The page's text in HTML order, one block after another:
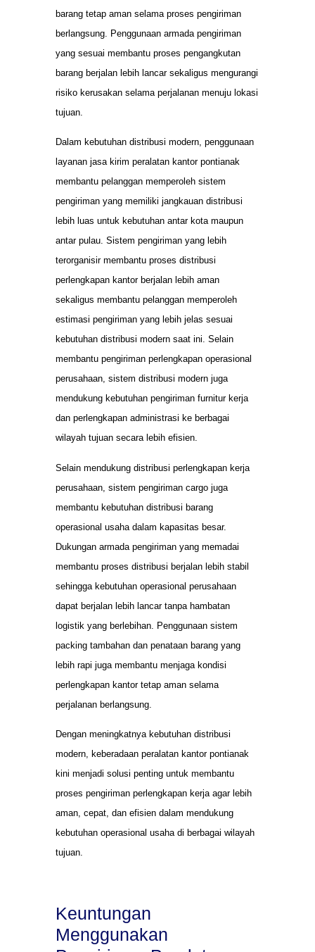
barang tetap aman selama proses pengiriman
berlangsung. Penggunaan armada pengiriman
yang sesuai membantu proses pengangkutan
barang berjalan lebih lancar sekaligus mengurangi
risiko kerusakan selama perjalanan menuju lokasi
tujuan.
Dalam kebutuhan distribusi modern, penggunaan
layanan jasa kirim peralatan kantor pontianak
membantu pelanggan memperoleh sistem
pengiriman yang memiliki jangkauan distribusi
lebih luas untuk kebutuhan antar kota maupun
antar pulau. Sistem pengiriman yang lebih
terorganisir membantu proses distribusi
perlengkapan kantor berjalan lebih aman
sekaligus membantu pelanggan memperoleh
estimasi pengiriman yang lebih jelas sesuai
kebutuhan distribusi modern saat ini. Selain
membantu pengiriman perlengkapan operasional
perusahaan, sistem distribusi modern juga
mendukung kebutuhan pengiriman furnitur kerja
dan perlengkapan administrasi ke berbagai
wilayah tujuan secara lebih efisien.
Selain mendukung distribusi perlengkapan kerja
perusahaan, sistem pengiriman cargo juga
membantu kebutuhan distribusi barang
operasional usaha dalam kapasitas besar.
Dukungan armada pengiriman yang memadai
membantu proses distribusi berjalan lebih stabil
sehingga kebutuhan operasional perusahaan
dapat berjalan lebih lancar tanpa hambatan
logistik yang berlebihan. Penggunaan sistem
packing tambahan dan penataan barang yang
lebih rapi juga membantu menjaga kondisi
perlengkapan kantor tetap aman selama
perjalanan berlangsung.
Dengan meningkatnya kebutuhan distribusi
modern, keberadaan peralatan kantor pontianak
kini menjadi solusi penting untuk membantu
proses pengiriman perlengkapan kerja agar lebih
aman, cepat, dan efisien dalam mendukung
kebutuhan operasional usaha di berbagai wilayah
tujuan.
Keuntungan
Menggunakan